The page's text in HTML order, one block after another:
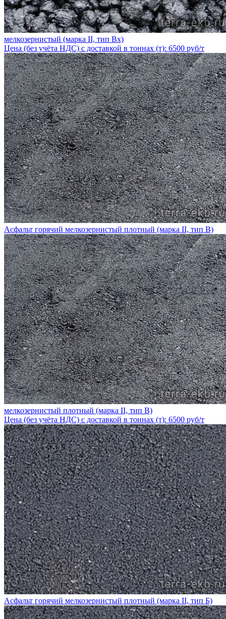
мелкозернистый (марка II, тип Вх)
Цена (без учёта НДС) с доставкой в тоннах (т): 6500 руб/т
Асфальт горячий мелкозернистый плотный (марка II, тип В)
мелкозернистый плотный (марка II, тип В)
Цена (без учёта НДС) с доставкой в тоннах (т): 6500 руб/т
Асфальт горячий мелкозернистый плотный (марка II, тип Б)